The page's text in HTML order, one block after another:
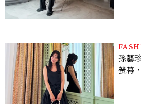
孫藝
螢幕